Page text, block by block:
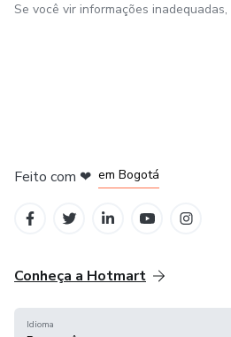
Se você vir informações inadequadas,
Feito com ❤ em Bogotá
Conheça a Hotmart
Idioma